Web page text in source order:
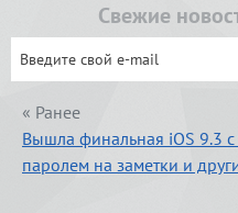
Свежие
« Ранее
Вышла финальная iOS 9.3
паролем на заметки и